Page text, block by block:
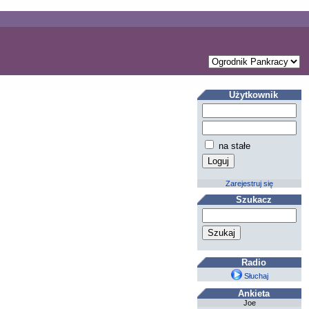
Użytkownik
na stałe
Zarejestruj się
Szukacz
Radio
Słuchaj
Ankieta
Joe